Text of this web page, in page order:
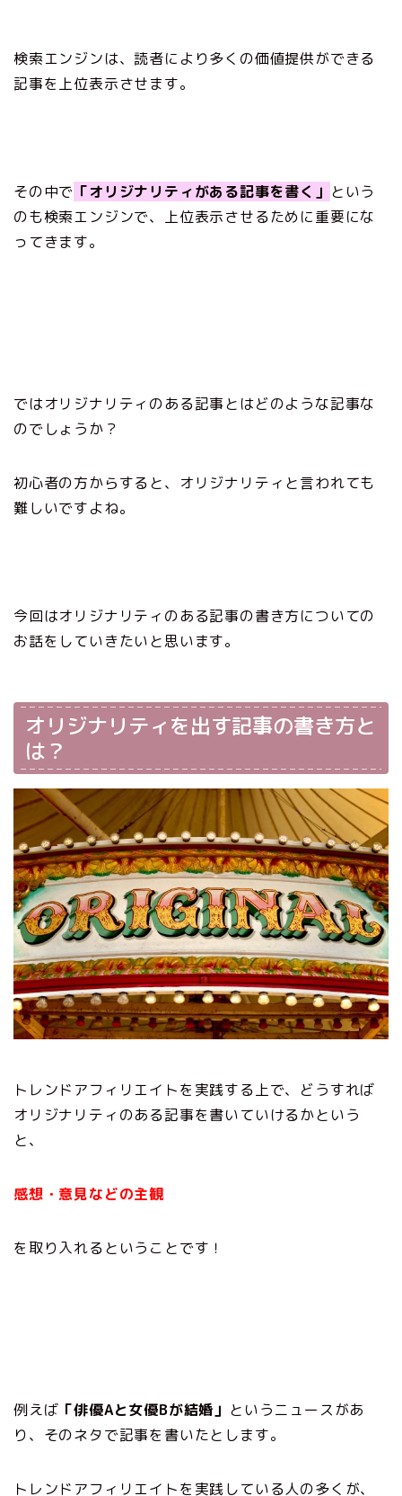
検索エンジンは、読者により多くの価値提供ができる
記事を上位表示させます。
その中で 「オリジナリティがある記事を書く」 と いう
のも検索エンジンで、上位表示させるために重要にな
ってきます。
ではオリジナリティのある記事とはどのような記事な
のでしょうか？
初心者の方からすると、オリジナリティと言われても
難しいですよね。
今回はオリジナリティのある記事の書き方についての
お話をしていきたいと思います。
オリジナリティを出す記事の書き方と
は？
トレンドアフィリエイトを実践する上で、どうすれば
オリジナリティのある記事を書いていけるかという
と、
感想・意見などの主観
を取り入れるということです！
例えば 「俳優Aと女優Bが結婚」 というニュースがあ
り、そのネタで記事を書いたとします。
トレンドアフィリエイトを実践している人の多くが、